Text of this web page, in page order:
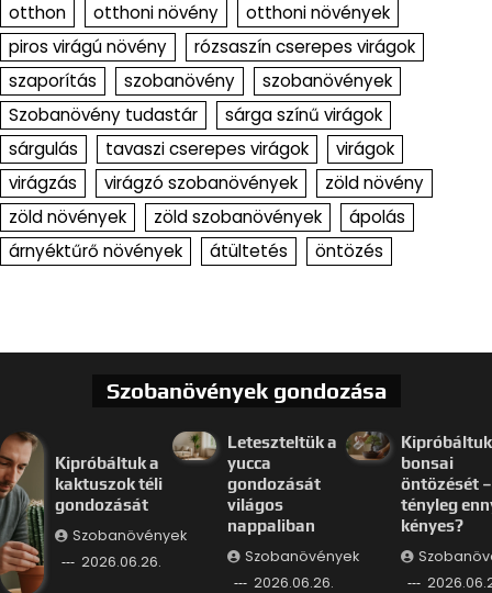
otthon otthoni növény
otthoni növények
piros virágú növény
rózsaszín cserepes virágok
szaporítás
szobanövény
szobanövények
Szobanövény tudastár
sárga színű virágok
sárgulás
tavaszi cserepes virágok
virágok
virágzás
virágzó szobanövények
zöld növény
zöld növények
zöld szobanövények
ápolás
árnyéktűrő növények
átültetés öntözés
Szobanövények gondozása
Kipróbáltuk a
kaktuszok téli
gondozását
Szobanövények
2026.06.26.
Leteszteltük a
yucca
gondozását
világos
nappaliban
Szobanövények
2026.06.26.
bonsai
öntözését –
tényleg
kényes?